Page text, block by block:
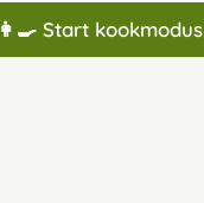
👩‍🍳 Start kookmodus